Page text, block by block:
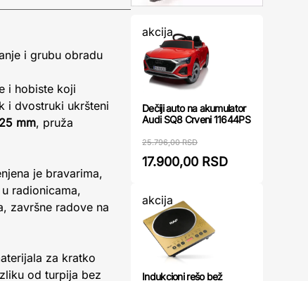
i grubu obradu
i hobiste koji
i dvostruki ukršteni
mm, pruža
je bravarima,
radionicama,
završne radove na
za kratko
od turpija bez
akcija
Dečiji auto na akumulator
Audi SQ8 Crveni 11644PS
25.796,00 RSD
17.900,00 RSD
akcija
Indukcioni rešo bež